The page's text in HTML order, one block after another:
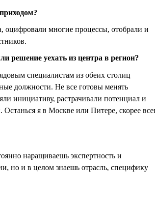
оцифровали многие процессы, отобрали и
решение уехать из центра в регион?
специалистам из обеих столиц
должности. Не все готовы менять
инициативу, растрачивали потенциал и
я в Москве или Питере, скорее
наращиваешь экспертность и
но и в целом знаешь отрасль, специфику